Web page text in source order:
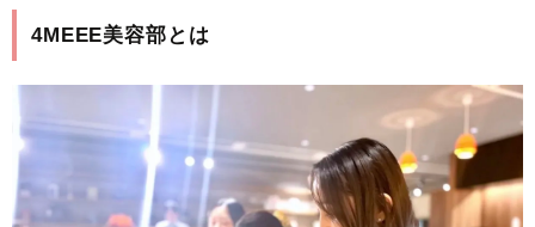
4MEEE美容部とは